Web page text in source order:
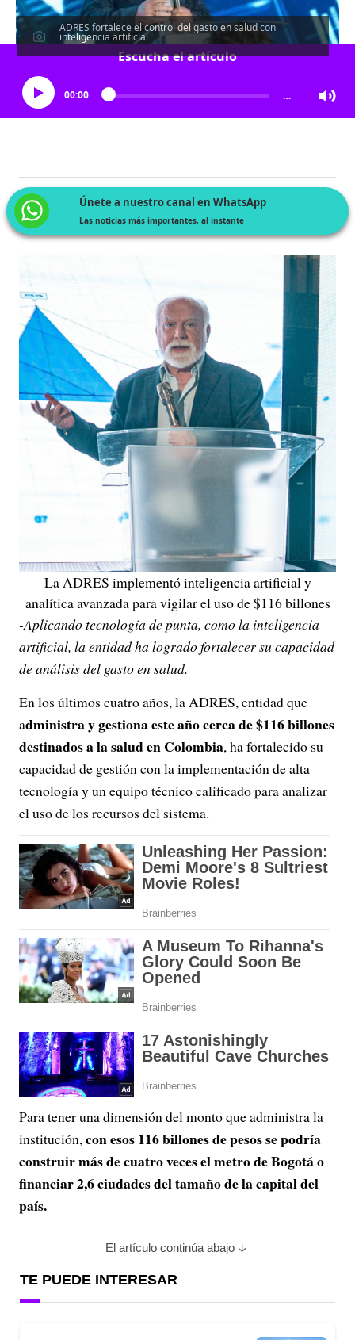
ADRES fortalece el control del gasto en salud con
inteligencia artificial
Escucha el artículo
00:00 …
Únete a nuestro canal en WhatsApp
Las noticias más importantes, al instante
La ADRES implementó inteligencia artificial y
analítica avanzada para vigilar el uso de $116 billones
-Aplicando tecnología de punta, como la inteligencia
artificial, la entidad ha logrado fortalecer su capacidad
de análisis del gasto en salud.
En los últimos cuatro años, la ADRES, entidad que
administra y gestiona este año cerca de $116 billones
destinados a la salud en Colombia, ha fortalecido su
capacidad de gestión con la implementación de alta
tecnología y un equipo técnico calificado para analizar
el uso de los recursos del sistema.
Para tener una dimensión del monto que administra la
institución, con esos 116 billones de pesos se podría
construir más de cuatro veces el metro de Bogotá o
financiar 2,6 ciudades del tamaño de la capital del
país.
El artículo continúa abajo
TE PUEDE INTERESAR